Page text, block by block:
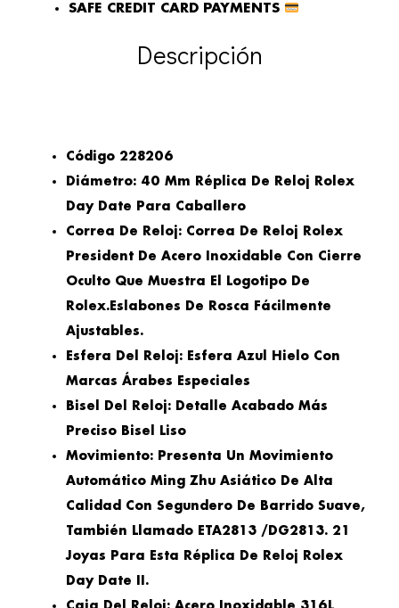
SAFE CREDIT CARD PAYMENTS
Descripción
Código 228206
Diámetro: 40 Mm Réplica De Reloj Rolex
Day Date Para Caballero
Correa De Reloj: Correa De Reloj Rolex
President De Acero Inoxidable Con Cierre
Oculto Que Muestra El Logotipo De
Rolex.eslabones De Rosca Fácilmente
Ajustables.
Esfera Del Reloj: Esfera Azul Hielo Con
Marcas Árabes Especiales
Bisel Del Reloj: Detalle Acabado Más
Preciso Bisel Liso
Movimiento: Presenta Un Movimiento
Automático Ming Zhu Asiático De Alta
Calidad Con Segundero De Barrido Suave,
También Llamado ETA2813 /DG2813. 21
Joyas Para Esta Réplica De Reloj Rolex
Day Date II.